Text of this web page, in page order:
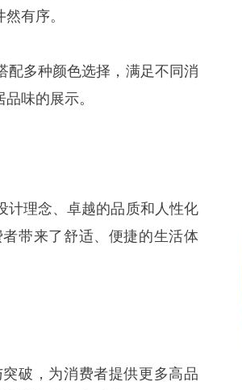
有序。
配多种颜色选择，满足不同消
味的展示。
计理念、卓越的品质和人性化
带来了舒适、便捷的生活体
破，为消费者提供更多高品